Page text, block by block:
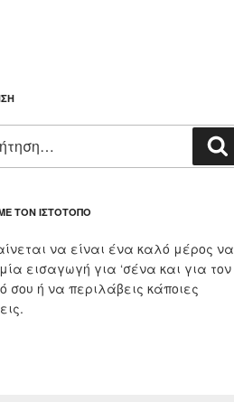
ΤΟΝ ΙΣΤΌΤΟΠΟ
να είναι ένα καλό μέρος να
εισαγωγή για ‘σένα και για τον
σου ή να περιλάβεις κάποιες